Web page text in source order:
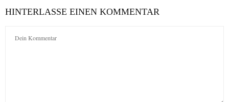
HINTERLASSE EINEN KOMMENTAR